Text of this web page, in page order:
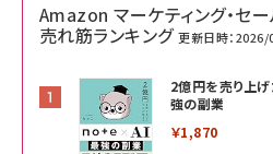
Amazon マーケティング・セ
売れ筋ランキング 更新日時：
2億円を売り上
強の副業
￥1,870